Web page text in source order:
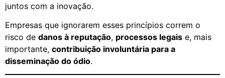
juntos com a inovação.
Empresas que ignorarem esses princípios correm o
risco de danos à reputação, processos legais e, mais
importante, contribuição involuntária para a
disseminação do ódio.